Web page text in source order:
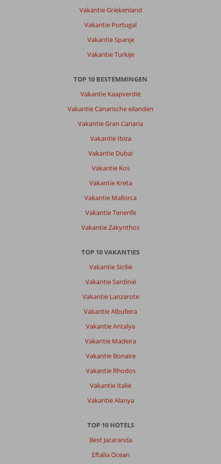
Vakantie Griekenland
Vakantie Portugal
Vakantie Spanje
Vakantie Turkije
TOP 10 BESTEMMINGEN
Vakantie Kaapverdië
Vakantie Canarische eilanden
Vakantie Gran Canaria
Vakantie Ibiza
Vakantie Dubai
Vakantie Kos
Vakantie Kreta
Vakantie Mallorca
Vakantie Tenerife
Vakantie Zakynthos
TOP 10 VAKANTIES
Vakantie Sicilië
Vakantie Sardinië
Vakantie Lanzarote
Vakantie Albufeira
Vakantie Antalya
Vakantie Madeira
Vakantie Bonaire
Vakantie Rhodos
Vakantie Italië
Vakantie Alanya
TOP 10 HOTELS
Best Jacaranda
Eftalia Ocean